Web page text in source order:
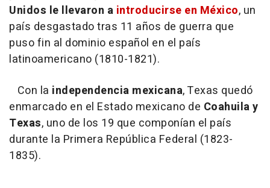
Unidos le llevaron a introducirse en México, un
país desgastado tras 11 años de guerra que
puso fin al dominio español en el país
latinoamericano (1810-1821).
Con la independencia mexicana, Texas quedó
enmarcado en el Estado mexicano de Coahuila y
Texas, uno de los 19 que componían el país
durante la Primera República Federal (1823-
1835).